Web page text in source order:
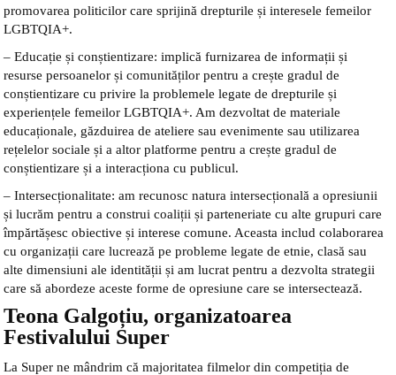
promovarea politicilor care sprijină drepturile și interesele femeilor
LGBTQIA+.
– Educație și conștientizare: implică furnizarea de informații și
resurse persoanelor și comunităților pentru a crește gradul de
conștientizare cu privire la problemele legate de drepturile și
experiențele femeilor LGBTQIA+. Am dezvoltat de materiale
educaționale, găzduirea de ateliere sau evenimente sau utilizarea
rețelelor sociale și a altor platforme pentru a crește gradul de
conștientizare și a interacționa cu publicul.
– Intersecționalitate: am recunosc natura intersecțională a opresiunii
și lucrăm pentru a construi coaliții și parteneriate cu alte grupuri care
împărtășesc obiective și interese comune. Aceasta includ colaborarea
cu organizații care lucrează pe probleme legate de etnie, clasă sau
alte dimensiuni ale identității și am lucrat pentru a dezvolta strategii
care să abordeze aceste forme de opresiune care se intersectează.
Teona Galgoțiu, organizatoarea
Festivalului Super
La Super ne mândrim că majoritatea filmelor din competiția de